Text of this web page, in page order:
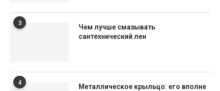
3
Чем лучше смазывать
сантехнический лен
4
Металлическое крыльцо: его вполне